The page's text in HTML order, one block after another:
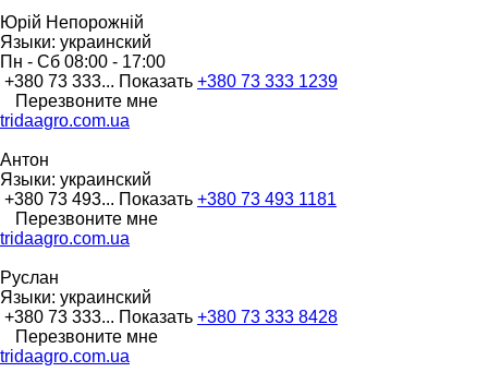
Юрій Непорожній
Языки: украинский
Пн - Сб 08:00 - 17:00
+380 73 333... Показать +380 73 333 1239
Перезвоните мне
tridaagro.com.ua
Антон
Языки: украинский
+380 73 493... Показать +380 73 493 1181
Перезвоните мне
tridaagro.com.ua
Руслан
Языки: украинский
+380 73 333... Показать +380 73 333 8428
Перезвоните мне
tridaagro.com.ua